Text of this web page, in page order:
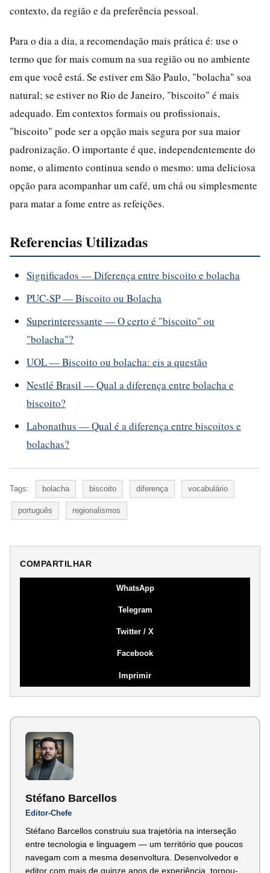
contexto, da região e da preferência pessoal.
Para o dia a dia, a recomendação mais prática é: use o
termo que for mais comum na sua região ou no ambiente
em que você está. Se estiver em São Paulo, "bolacha" soa
natural; se estiver no Rio de Janeiro, "biscoito" é mais
adequado. Em contextos formais ou profissionais,
"biscoito" pode ser a opção mais segura por sua maior
padronização. O importante é que, independentemente do
nome, o alimento continua sendo o mesmo: uma deliciosa
opção para acompanhar um café, um chá ou simplesmente
para matar a fome entre as refeições.
Referencias Utilizadas
Significados — Diferença entre biscoito e bolacha
PUC-SP — Biscoito ou Bolacha
Superinteressante — O certo é "biscoito" ou
"bolacha"?
UOL — Biscoito ou bolacha: eis a questão
Nestlé Brasil — Qual a diferença entre bolacha e
biscoito?
Labonathus — Qual é a diferença entre biscoitos e
bolachas?
Tags: bolacha biscoito diferença vocabulário
português regionalismos
COMPARTILHAR
WhatsApp
Telegram
Twitter / X
Facebook
Imprimir
Stéfano Barcellos
Editor-Chefe
Stéfano Barcellos construiu sua trajetória na interseção
entre tecnologia e linguagem — um território que poucos
navegam com a mesma desenvoltura. Desenvolvedor e
editor com mais de quinze anos de experiência, tornou-